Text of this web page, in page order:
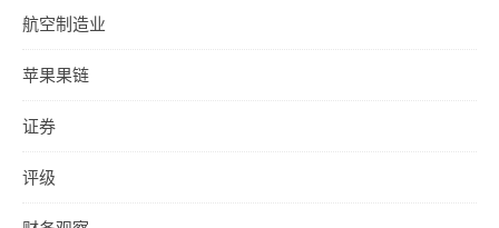
航空制造业
苹果果链
证券
评级